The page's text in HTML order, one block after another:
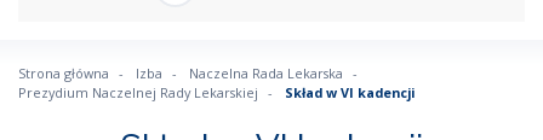
Strona główna Izba
Naczelna Rada Lekarska
Prezydium Naczelnej Rady Lekarskiej
Skład w VI kadencji